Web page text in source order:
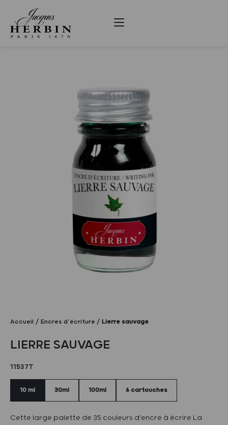
Accueil Encres d’écriture Lierre sauvage
LIERRE SAUVAGE
11537T
10 ml 30ml 100ml 6 cartouches
Cette large palette de 35 couleurs d'encre à écrire La